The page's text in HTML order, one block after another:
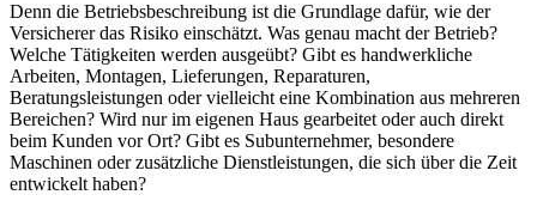
Denn die Betriebsbeschreibung ist die Grundlage dafür, wie der
Versicherer das Risiko einschätzt. Was genau macht der Betrieb?
Welche Tätigkeiten werden ausgeübt? Gibt es handwerkliche
Arbeiten, Montagen, Lieferungen, Reparaturen,
Beratungsleistungen oder vielleicht eine Kombination aus mehreren
Bereichen? Wird nur im eigenen Haus gearbeitet oder auch direkt
beim Kunden vor Ort? Gibt es Subunternehmer, besondere
Maschinen oder zusätzliche Dienstleistungen, die sich über die Zeit
entwickelt haben?